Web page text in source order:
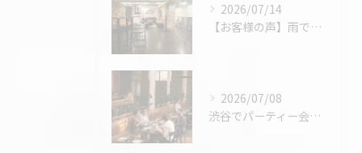
2026/07/14
【お客様の声】雨でも最高のBBQに。「外より楽しかった！」と嬉しいお声をいただきました
2026/07/08
渋谷でパーティー会場を探すコツ完全版｜パーティープランナー歴24年の筆者が解説